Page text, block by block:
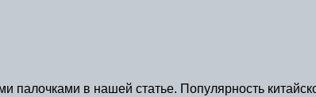
палочками в нашей статье. Популярность